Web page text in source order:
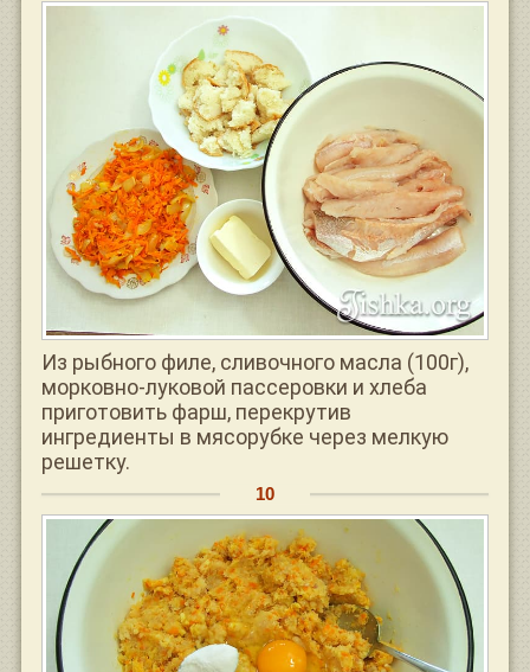
Из рыбного филе, сливочного масла (100г),
морковно-луковой пассеровки и хлеба
приготовить фарш, перекрутив
ингредиенты в мясорубке через мелкую
решетку.